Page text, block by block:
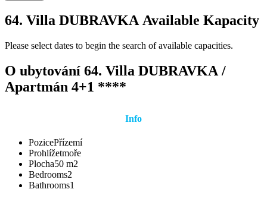
64. Villa DUBRAVKA Available Kapacity
Please select dates to begin the search of available capacities.
O ubytování 64. Villa DUBRAVKA /
Apartmán 4+1 ****
Info
PozicePřízemí
Prohlížetmoře
Plocha50 m2
Bedrooms2
Bathrooms1